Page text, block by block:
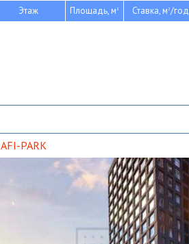
Этаж Площадь, м2 Ставка, м2/год
AFI-PARK